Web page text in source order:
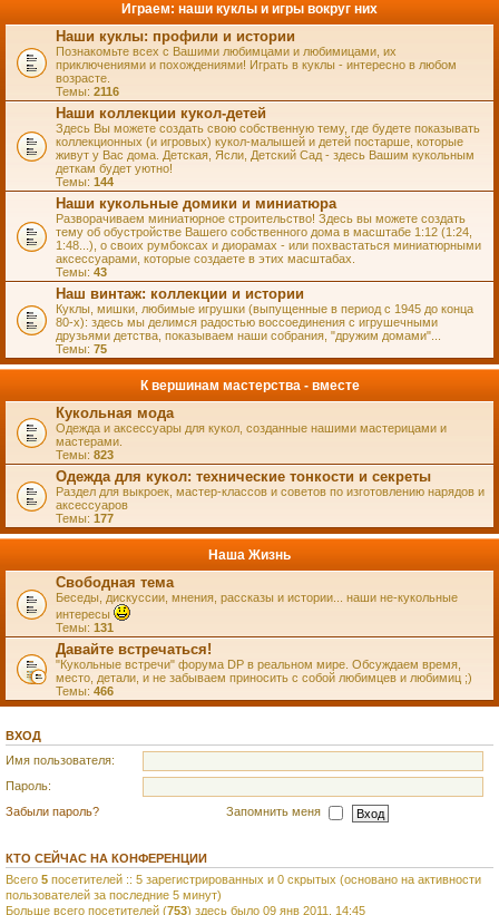
Играем: наши куклы и игры вокруг них
Наши куклы: профили и истории
Познакомьте всех с Вашими любимцами и любимицами, их
приключениями и похождениями! Играть в куклы - интересно в любом
возрасте.
Темы: 2116
Наши коллекции кукол-детей
Здесь Вы можете создать свою собственную тему, где будете показывать
коллекционных (и игровых) кукол-малышей и детей постарше, которые
живут у Вас дома. Детская, Ясли, Детский Сад - здесь Вашим кукольным
деткам будет уютно!
Темы: 144
Наши кукольные домики и миниатюра
Разворачиваем миниатюрное строительство! Здесь вы можете создать
тему об обустройстве Вашего собственного дома в масштабе 1:12 (1:24,
1:48...), о своих румбоксах и диорамах - или похвастаться миниатюрными
аксессуарами, которые создаете в этих масштабах.
Темы: 43
Наш винтаж: коллекции и истории
Куклы, мишки, любимые игрушки (выпущенные в период с 1945 до конца
80-х): здесь мы делимся радостью воссоединения с игрушечными
друзьями детства, показываем наши собрания, "дружим домами"...
Темы: 75
К вершинам мастерства - вместе
Кукольная мода
Одежда и аксессуары для кукол, созданные нашими мастерицами и
мастерами.
Темы: 823
Одежда для кукол: технические тонкости и секреты
Раздел для выкроек, мастер-классов и советов по изготовлению нарядов и
аксессуаров
Темы: 177
Наша Жизнь
Свободная тема
Беседы, дискуссии, мнения, рассказы и истории... наши не-кукольные
интересы
Темы: 131
Давайте встречаться!
"Кукольные встречи" форума DP в реальном мире. Обсуждаем время,
место, детали, и не забываем приносить с собой любимцев и любимиц ;)
Темы: 466
ВХОД
Имя пользователя:
Пароль:
Забыли пароль?
Запомнить меня
КТО СЕЙЧАС НА КОНФЕРЕНЦИИ
Всего 5 посетителей :: 5 зарегистрированных и 0 скрытых (основано на активности
пользователей за последние 5 минут)
Больше всего посетителей (753) здесь было 09 янв 2011, 14:45